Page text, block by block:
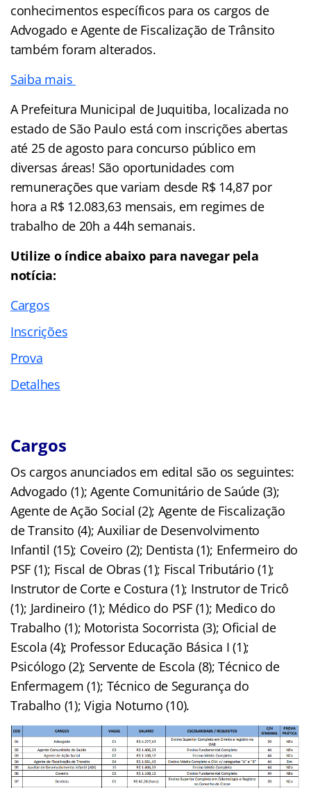
conhecimentos específicos para os cargos de
Advogado e Agente de Fiscalização de Trânsito
também foram alterados.
Saiba mais
A Prefeitura Municipal de Juquitiba, localizada no
estado de São Paulo está com inscrições abertas
até 25 de agosto para concurso público em
diversas áreas! São oportunidades com
remunerações que variam desde R$ 14,87 por
hora a R$ 12.083,63 mensais, em regimes de
trabalho de 20h a 44h semanais.
Utilize o índice abaixo para navegar pela
notícia:
Cargos
Inscrições
Prova
Detalhes
Cargos
Os cargos anunciados em edital são os seguintes:
Advogado (1); Agente Comunitário de Saúde (3);
Agente de Ação Social (2); Agente de Fiscalização
de Transito (4); Auxiliar de Desenvolvimento
Infantil (15); Coveiro (2); Dentista (1); Enfermeiro do
PSF (1); Fiscal de Obras (1); Fiscal Tributário (1);
Instrutor de Corte e Costura (1); Instrutor de Tricô
(1); Jardineiro (1); Médico do PSF (1); Medico do
Trabalho (1); Motorista Socorrista (3); Oficial de
Escola (4); Professor Educação Básica I (1);
Psicólogo (2); Servente de Escola (8); Técnico de
Enfermagem (1); Técnico de Segurança do
Trabalho (1); Vigia Noturno (10).